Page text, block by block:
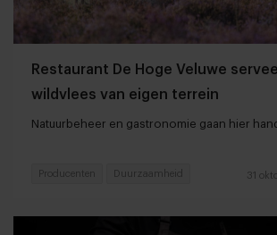
Restaurant De Hoge Veluwe
wildvlees van eigen terrein
Natuurbeheer en gastronomie gaan hier
31
Producenten Duurzaamheid